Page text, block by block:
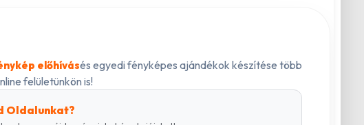
előhívásés egyedi fényképes ajándékok készítése több
felületünkön is!
Oldalunkat?